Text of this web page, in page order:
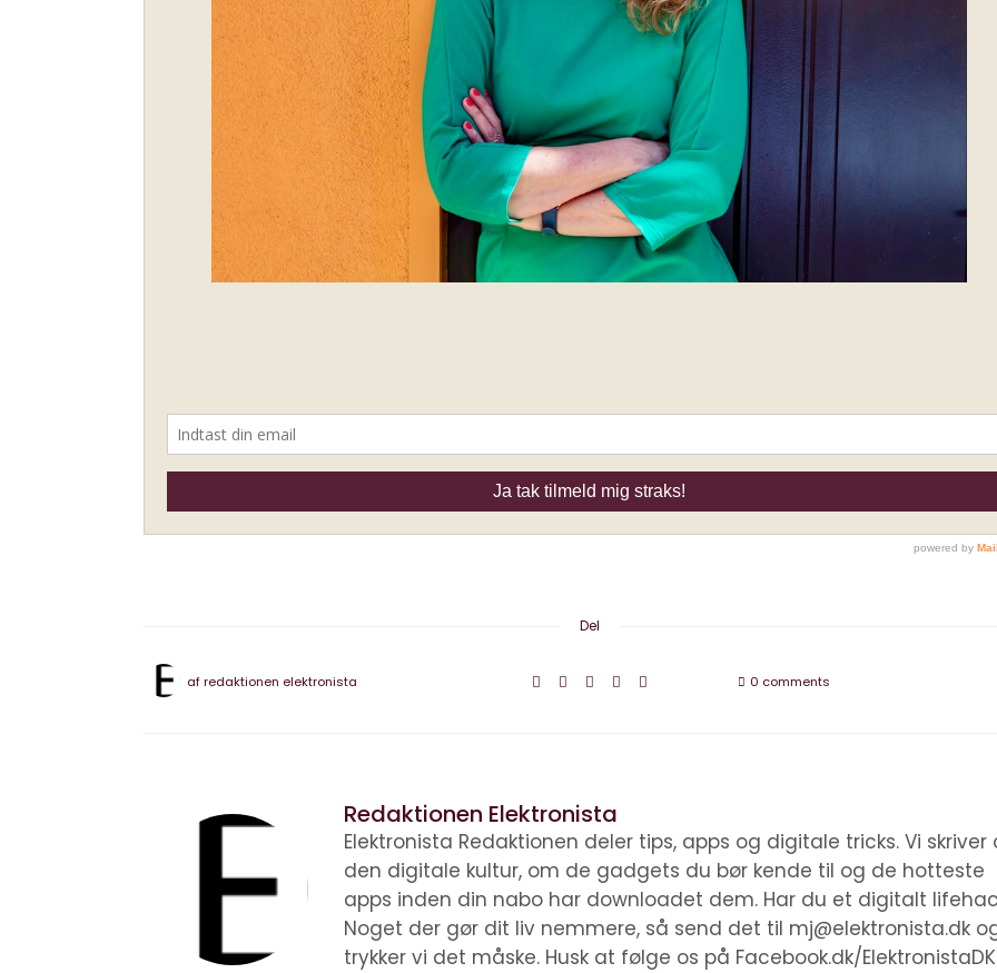
Del
afredaktionen elektronista 0 comments
Redaktionen Elektronista
Elektronista Redaktionen deler tips, apps og digitale tricks. Vi skriver
den digitale kultur, om de gadgets du bør kende til og de hotteste
apps inden din nabo har downloadet dem. Har du et digitalt
Noget der gør dit liv nemmere, så send det til mj@elektronista.dk
trykker vi det måske. Husk at følge os på Facebook.dk/ElektronistaDK